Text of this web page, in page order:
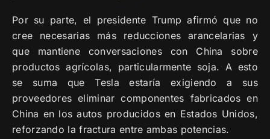
Por su parte, el presidente Trump afirmó que no
cree necesarias más reducciones arancelarias y
que mantiene conversaciones con China sobre
productos agrícolas, particularmente soja. A esto
se suma que Tesla estaría exigiendo a sus
proveedores eliminar componentes fabricados en
China en los autos producidos en Estados Unidos,
reforzando la fractura entre ambas potencias.